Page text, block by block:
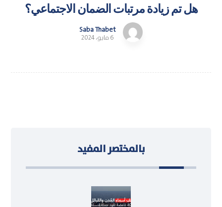
هل تم زيادة مرتبات الضمان الاجتماعي؟
Saba Thabet
6 مايو، 2024
بالمختصر المفيد